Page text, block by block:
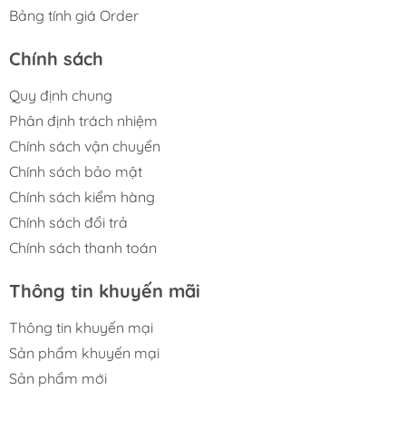
Bảng tính giá Order
Chính sách
Quy định chung
Phân định trách nhiệm
Chính sách vận chuyển
Chính sách bảo mật
Chính sách kiểm hàng
Chính sách đổi trả
Chính sách thanh toán
Thông tin khuyến mãi
Thông tin khuyến mại
Sản phẩm khuyến mại
Sản phẩm mới